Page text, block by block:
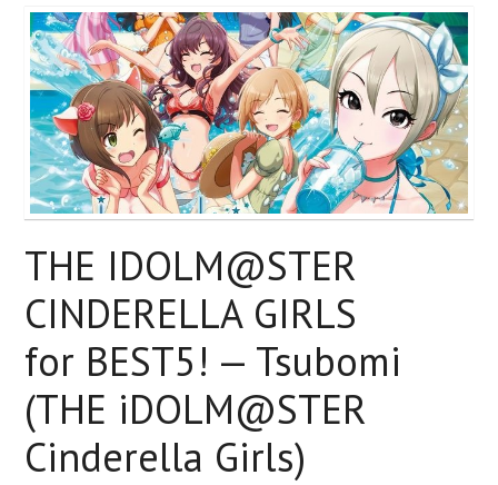
ALL TRANSLATION / ВСЕ
LOVE LIVE!
BANG DREAM!
THE IDOLM@STER
CINDERELLA GIRLS
for BEST5! — Tsubomi
(THE iDOLM@STER
Cinderella Girls)